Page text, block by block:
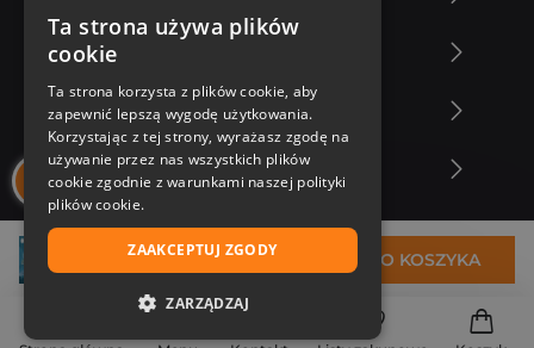
18,30 zł DO KOSZYKA
Zakupy u nas
Nasza oferta
Nasi autorzy
Ta strona używa plików
cookie
Ta strona korzysta z plików cookie, aby
zapewnić lepszą wygodę użytkowania.
Korzystając z tej strony, wyrażasz zgodę na
używanie przez nas wszystkich plików
cookie zgodnie z warunkami naszej polityki
plików cookie.
ZAAKCEPTUJ ZGODY
ZARZĄDZAJ